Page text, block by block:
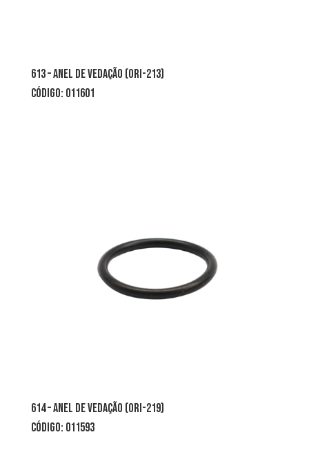
613 – ANEL DE VEDAÇÃO (ORI-213)
CÓDIGO: 011601
614 – ANEL DE VEDAÇÃO (ORI-219)
CÓDIGO: 011593